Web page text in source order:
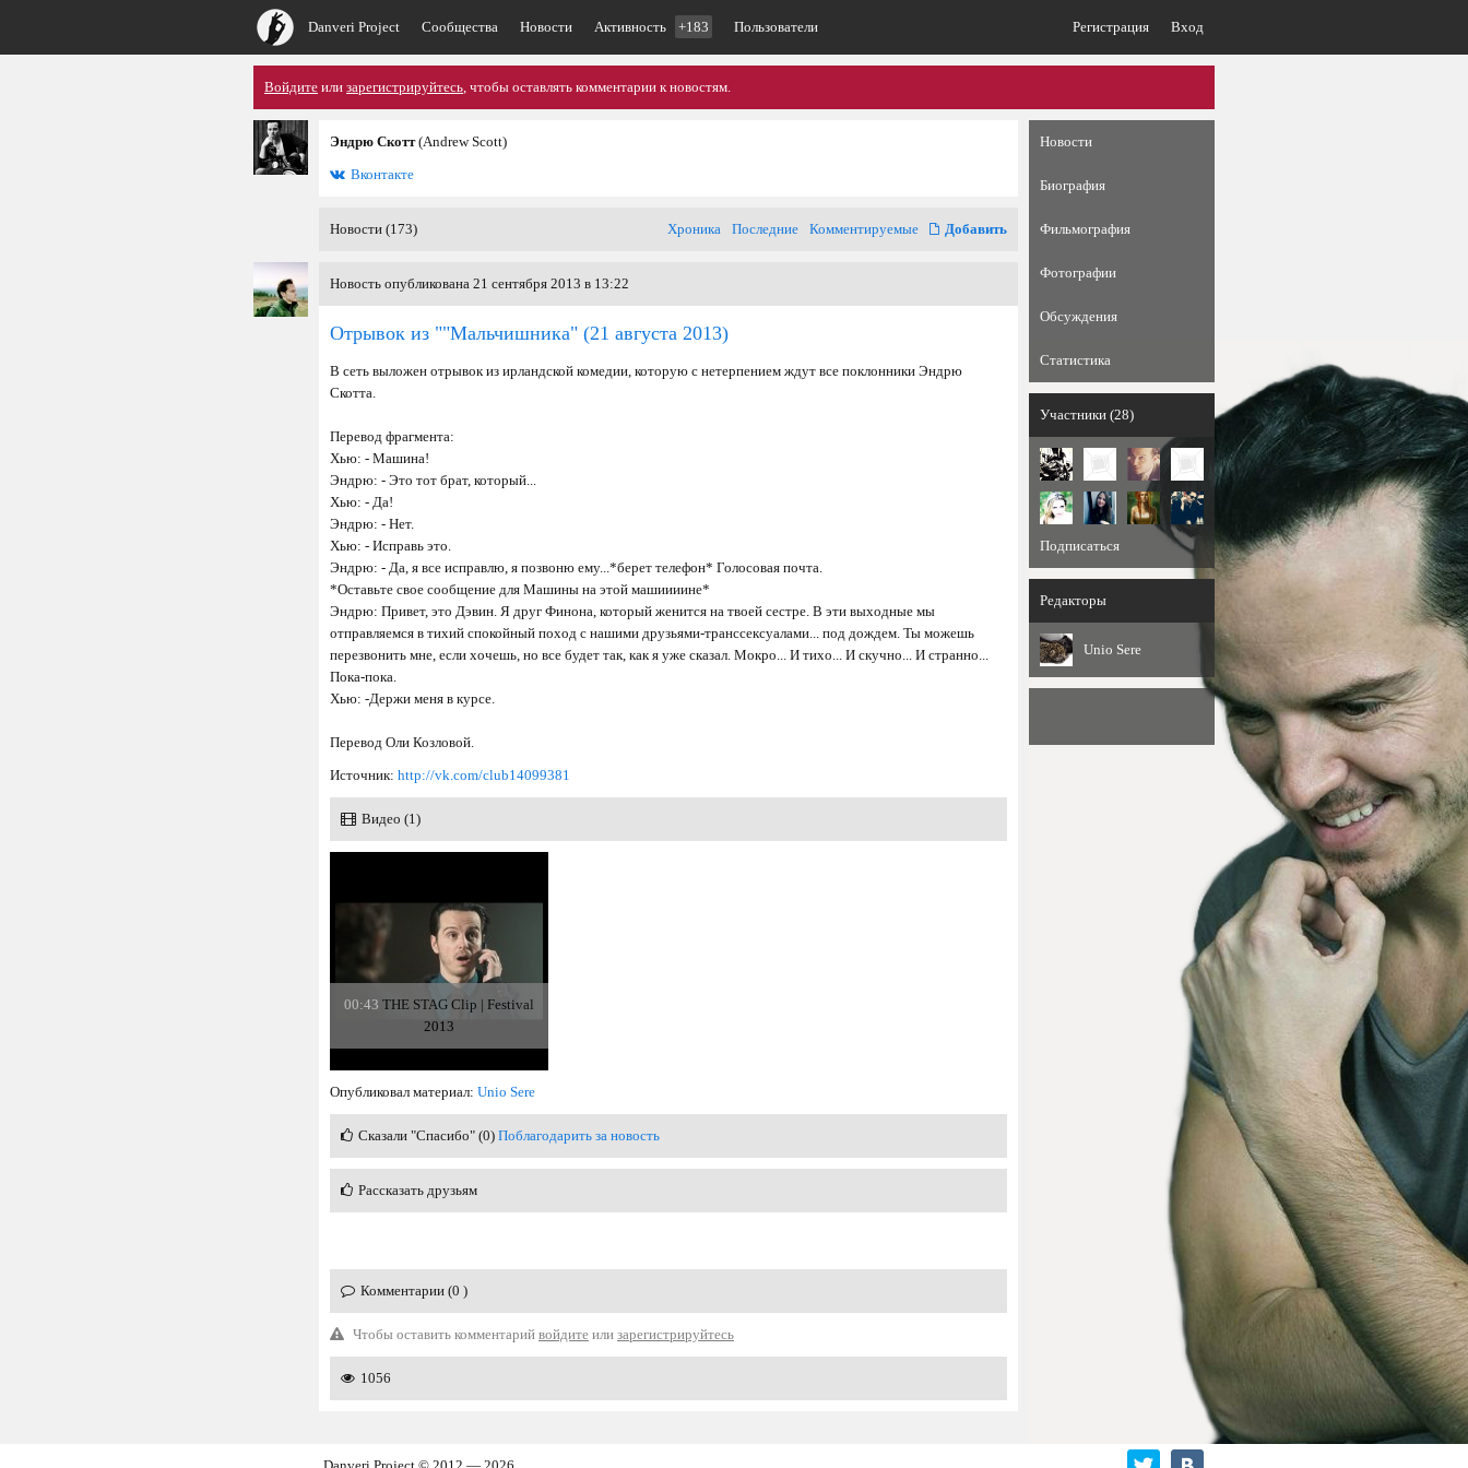
Danveri Project Сообщества Новости Активность +183 Пользователи Регистрация Вход
Войдите или зарегистрируйтесь, чтобы оставлять комментарии к новостям.
Эндрю Скотт(Andrew Scott)
Вконтакте
Новости (173) Хроника Последние Комментируемые Добавить
Новость опубликована 21 сентября 2013 в 13:22
Отрывок из ""Мальчишника" (21 августа 2013)
В сеть выложен отрывок из ирландской комедии, которую с нетерпением ждут все поклонники Эндрю
Скотта.
Перевод фрагмента:
Хью: - Машина!
Эндрю: - Это тот брат, который...
Хью: - Да!
Эндрю: - Нет.
Хью: - Исправь это.
Эндрю: - Да, я все исправлю, я позвоню ему...*берет телефон* Голосовая почта.
*Оставьте свое сообщение для Машины на этой машиииине*
Эндрю: Привет, это Дэвин. Я друг Финона, который женится на твоей сестре. В эти выходные мы
отправляемся в тихий спокойный поход с нашими друзьями-трансcексуалами... под дождем. Ты можешь
перезвонить мне, если хочешь, но все будет так, как я уже сказал. Мокро... И тихо... И скучно... И странно...
Пока-пока.
Хью: -Держи меня в курсе.
Перевод Оли Козловой.
Источник: http://vk.com/club14099381
Видео (1)
00:43 THE STAG Clip | Festival
2013
Опубликовал материал: Unio Sere
Сказали "Спасибо" (0) Поблагодарить за новость
Рассказать друзьям
Комментарии (0 )
Чтобы оставить комментарий войдите или зарегистрируйтесь
1056
Новости
Биография
Фильмография
Фотографии
Обсуждения
Статистика
Участники (28)
Подписаться
Редакторы
Unio Sere